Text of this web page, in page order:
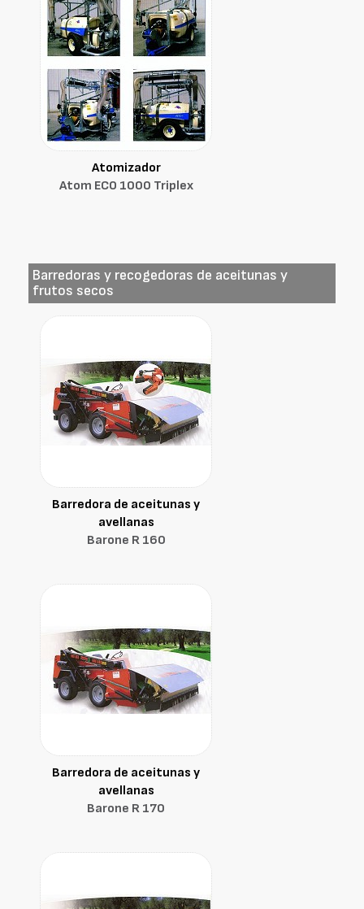
Atomizador
Atom ECO 1000 Triplex
Barredoras y recogedoras de aceitunas y
frutos secos
Barredora de aceitunas y
avellanas
Barone R 160
Barredora de aceitunas y
avellanas
Barone R 170